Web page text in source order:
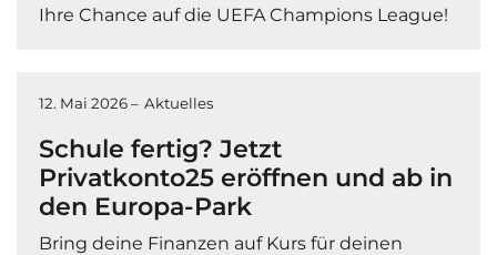
Ihre Chance auf die UEFA Champions League!
12. Mai 2026 – Aktuelles
Schule fertig? Jetzt
Privatkonto25 eröffnen und ab in
den Europa-Park
Bring deine Finanzen auf Kurs für deinen